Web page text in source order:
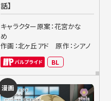
話】
キャラクター原案：花宮かな
め
作画：北ヶ丘アド
原作：シアノ
BL
漫画